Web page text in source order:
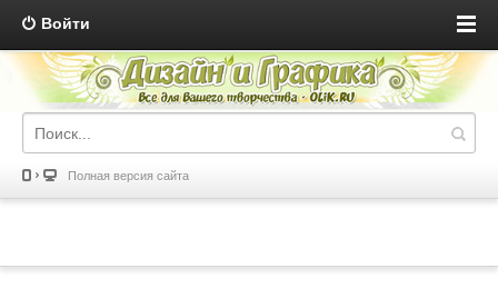
Войти
Полная версия сайта